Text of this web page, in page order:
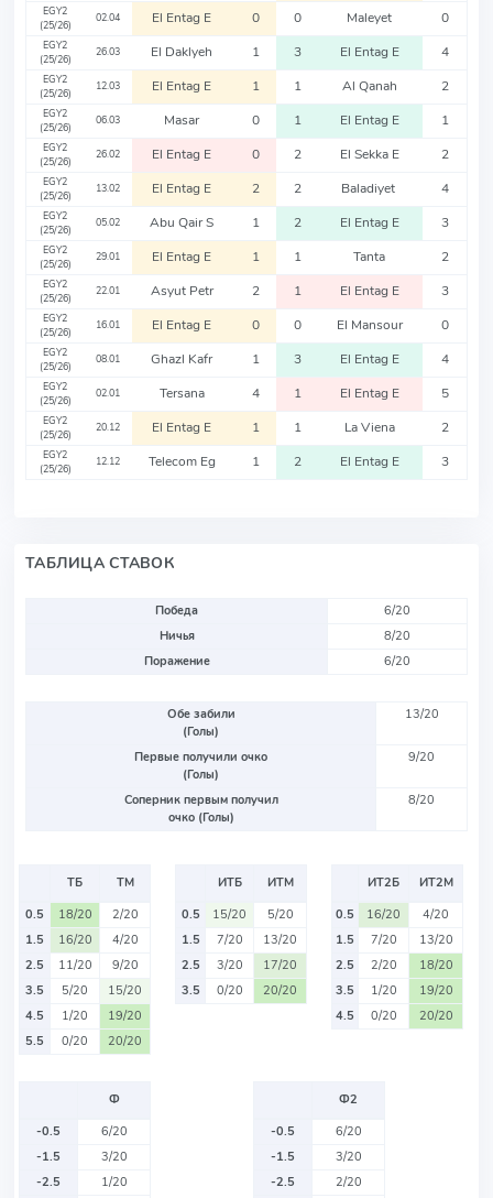
EGY2
(25/26)
02.04 El Entag E 0 0 Maleyet 0
EGY2
(25/26)
26.03 El Daklyeh 1 3 El Entag E 4
EGY2
(25/26)
12.03 El Entag E 1 1 Al Qanah 2
EGY2
(25/26)
06.03 Masar 0 1 El Entag E 1
EGY2
(25/26)
26.02 El Entag E 0 2 El Sekka E 2
EGY2
(25/26)
13.02 El Entag E 2 2 Baladiyet 4
EGY2
(25/26)
05.02 Abu Qair S 1 2 El Entag E 3
EGY2
(25/26)
29.01 El Entag E 1 1 Tanta 2
EGY2
(25/26)
22.01 Asyut Petr 2 1 El Entag E 3
EGY2
(25/26)
16.01 El Entag E 0 0 El Mansour 0
EGY2
(25/26)
08.01 Ghazl Kafr 1 3 El Entag E 4
EGY2
(25/26)
02.01 Tersana 4 1 El Entag E 5
EGY2
(25/26)
20.12 El Entag E 1 1 La Viena 2
EGY2
(25/26)
12.12 Telecom Eg 1 2 El Entag E 3
ТАБЛИЦА СТАВОК
Победа
6/20
Ничья
8/20
Поражение
6/20
Обе забили
(Голы)
13/20
Первые получили очко
(Голы)
9/20
Соперник первым получил
очко (Голы)
8/20
ТБ
ТМ
0.5
18/20
2/20
1.5
16/20
4/20
2.5
11/20
9/20
3.5
5/20
15/20
4.5
1/20
19/20
5.5
0/20 20/20
ИТБ
ИТМ
0.5
15/20
5/20
1.5
7/20
13/20
2.5
3/20
17/20
3.5
0/20 20/20
ИТ2Б
ИТ2М
0.5
16/20
4/20
1.5
7/20
13/20
2.5
2/20
18/20
3.5
1/20
19/20
4.5
0/20 20/20
Ф
-0.5
6/20
-1.5
3/20
-2.5
1/20
Ф2
-0.5
6/20
-1.5
3/20
-2.5
2/20